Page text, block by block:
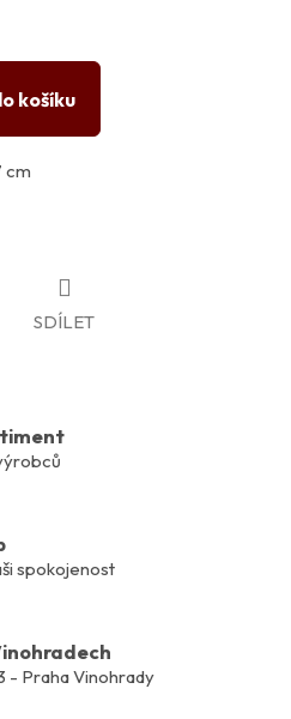
košíku
cm
SDÍLET
spokojenost
- Praha Vinohrady